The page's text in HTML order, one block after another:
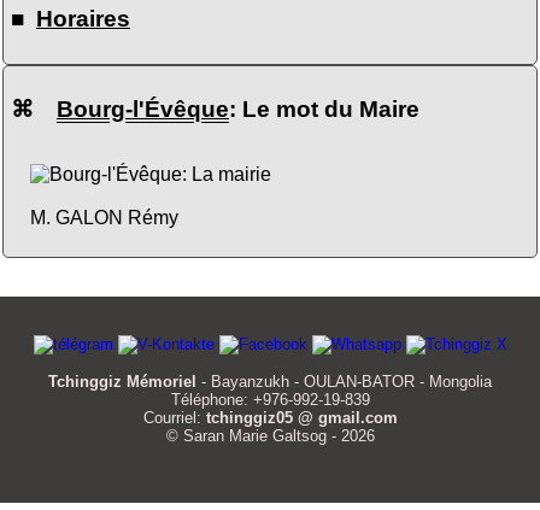
■ Horaires
⌘ Bourg-l'Évêque: Le mot du Maire
M. GALON Rémy
Tchinggiz Mémoriel - Bayanzukh - OULAN-BATOR - Mongolia
Téléphone: +976-992-19-839
Courriel: tchinggiz05 @ gmail.com
© Saran Marie Galtsog - 2026